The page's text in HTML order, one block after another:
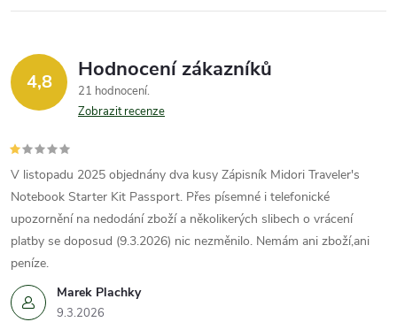
4,8 Hodnocení zákazníků
21 hodnocení
Zobrazit recenze
Marek Plachky
9.3.2026
V listopadu 2025 objednány dva kusy Zápisník Midori Traveler's
Notebook Starter Kit Passport. Přes písemné i telefonické
upozornění na nedodání zboží a několikerých slibech o vrácení
platby se doposud (9.3.2026) nic nezměnilo. Nemám ani zboží,ani
peníze.